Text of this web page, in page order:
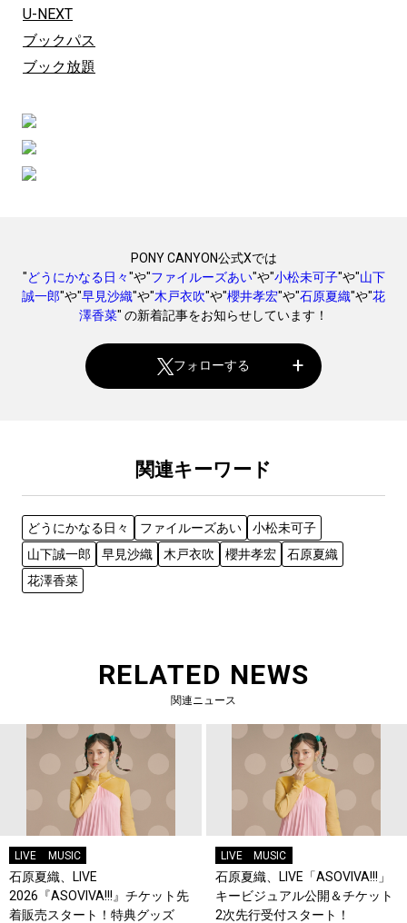
U-NEXT
ブックパス
ブック放題
PONY CANYON公式Xでは
"どうにかなる日々"や"ファイルーズあい"や"小松未可子"や"山下
誠一郎"や"早見沙織"や"木戸衣吹"や"櫻井孝宏"や"石原夏織"や"花
澤香菜" の新着記事をお知らせしています！
フォローする
関連キーワード
どうにかなる日々 ファイルーズあい
小松未可子
山下誠一郎
早見沙織 木戸衣吹 櫻井孝宏
石原夏織
花澤香菜
RELATED NEWS
関連ニュース
LIVE MUSIC
石原夏織、LIVE
2026『ASOVIVA!!!』チケット先
着販売スタート！特典グッズ
LIVE MUSIC
石原夏織、LIVE「ASOVIVA!!!」
キービジュアル公開＆チケット
2次先行受付スタート！